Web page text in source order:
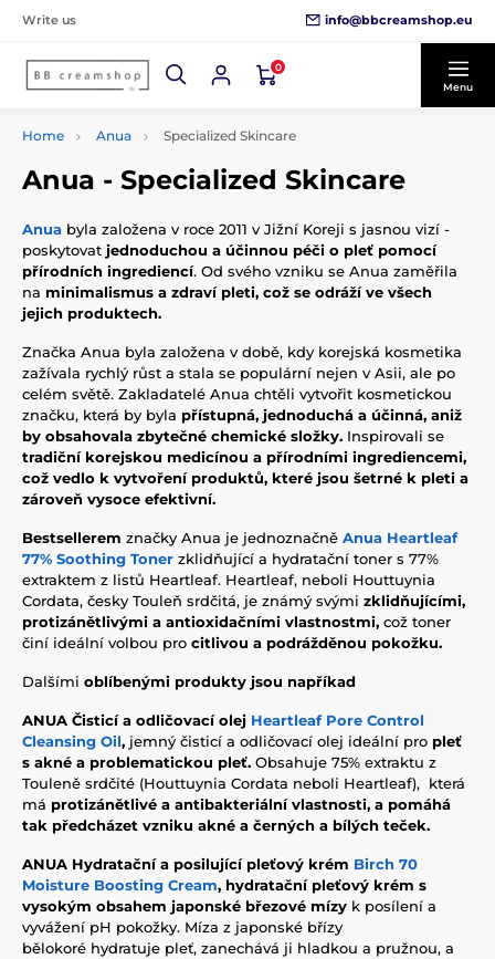
Write us info@bbcreamshop.eu
0
Menu
Home Anua Specialized Skincare
Anua - Specialized Skincare
Anua byla založena v roce 2011 v Jižní Koreji s jasnou vizí -
poskytovat jednoduchou a účinnou péči o pleť pomocí
přírodních ingrediencí. Od svého vzniku se Anua zaměřila
na minimalismus a zdraví pleti, což se odráží ve všech
jejich produktech.
Značka Anua byla založena v době, kdy korejská kosmetika
zažívala rychlý růst a stala se populární nejen v Asii, ale po
celém světě. Zakladatelé Anua chtěli vytvořit kosmetickou
značku, která by byla přístupná, jednoduchá a účinná, aniž
by obsahovala zbytečné chemické složky. Inspirovali se
tradiční korejskou medicínou a přírodními ingrediencemi,
což vedlo k vytvoření produktů, které jsou šetrné k pleti a
zároveň vysoce efektivní.
Bestsellerem značky Anua je jednoznačně Anua Heartleaf
77% Soothing Toner zklidňující a hydratační toner s 77%
extraktem z listů Heartleaf. Heartleaf, neboli Houttuynia
Cordata, česky Touleň srdčitá, je známý svými zklidňujícími,
protizánětlivými a antioxidačními vlastnostmi, což toner
činí ideální volbou pro citlivou a podrážděnou pokožku.
Dalšími oblíbenými produkty jsou napříkad
ANUA Čisticí a odličovacíolej Heartleaf Pore Control
Cleansing Oil, jemný čisticí a odličovací olej ideální pro pleť
s akné a problematickou pleť. Obsahuje 75% extraktu z
Touleně srdčité (Houttuynia Cordata neboli Heartleaf), která
má protizánětlivé a antibakteriální vlastnosti, a pomáhá
tak předcházet vzniku akné a černých a bílých teček.
ANUA Hydratační a posilující pleťový krém Birch 70
Moisture Boosting Cream, hydratační pleťový krém s
vysokým obsahem japonské březové mízy k posílení a
vyvážení pH pokožky. Míza z japonské břízy
bělokoré hydratuje pleť, zanechává ji hladkou a pružnou, a